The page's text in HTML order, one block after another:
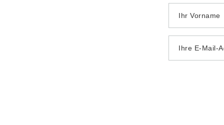
Ihr Vorname
Ihre E-Mail-